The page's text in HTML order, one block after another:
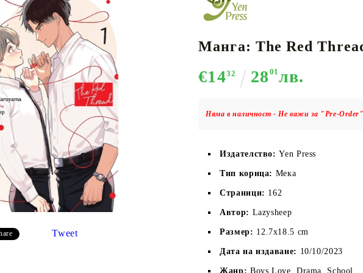
CARD GAME
АКСЕСОАРИ ЗА КАРТОВИ
ИГРИ
Кутии за съхранение
Протектори за карти
Подложки/Матове
Класьори за карти
К-ПОП
Tweet
Манга: The Red
€1432 28 01 лв.
Няма в наличност - Не важи за "Pre-
Издателство:Yen Press
Тип корица: Мека
Страници: 162
Автор: Lazysheep
Размер: 12.7x18.5 cm
Дата на издаване: 10/10/2023
Жанр: Boys Love, Drama, School